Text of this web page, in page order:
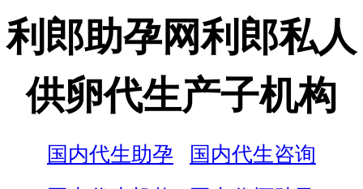
利郎助孕网利郎私人
供卵代生产子机构
国内代生助孕
国内代生咨询